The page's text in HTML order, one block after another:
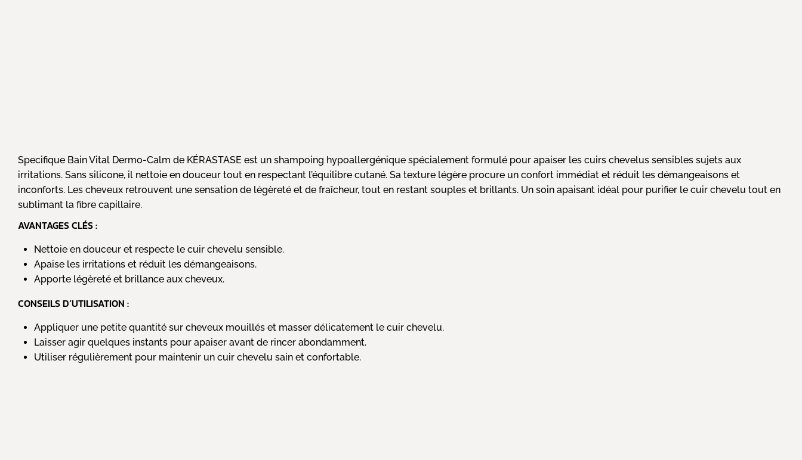
Specifique Bain Vital Dermo-Calm de KÉRASTASE est un shampoing hypoallergénique spécialement formulé pour apaiser les cuirs chevelus sensibles sujets aux
irritations. Sans silicone, il nettoie en douceur tout en respectant l’équilibre cutané. Sa texture légère procure un confort immédiat et réduit les démangeaisons et
inconforts. Les cheveux retrouvent une sensation de légèreté et de fraîcheur, tout en restant souples et brillants. Un soin apaisant idéal pour purifier le cuir chevelu tout en
sublimant la fibre capillaire.
AVANTAGES CLÉS :
Nettoie en douceur et respecte le cuir chevelu sensible.
Apaise les irritations et réduit les démangeaisons.
Apporte légèreté et brillance aux cheveux.
CONSEILS D’UTILISATION :
Appliquer une petite quantité sur cheveux mouillés et masser délicatement le cuir chevelu.
Laisser agir quelques instants pour apaiser avant de rincer abondamment.
Utiliser régulièrement pour maintenir un cuir chevelu sain et confortable.